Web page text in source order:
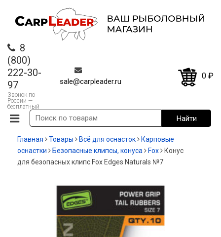
8
(800)
222-30-
97
Звонок по
России —
бесплатный
sale@carpleader.ru
0 ₽
Главная Товары Всё для оснасток
Карповые
оснастки
Безопасные клипсы, конуса Fox
Конус
для безопасных клипс Fox Edges Naturals №7